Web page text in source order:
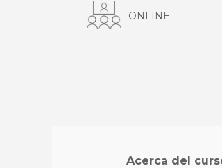
ONLINE
Acerca del